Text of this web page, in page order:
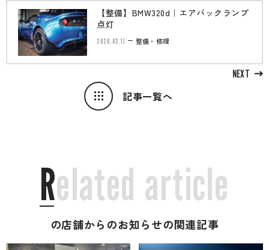
記事一覧へ
NEXT
【整備】BMW320d｜エアバックランプ
点灯
2020.03.11 整備・修理
Related article
の店舗からのお知らせの関連記事